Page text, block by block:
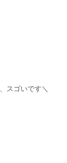
スゴいです＼